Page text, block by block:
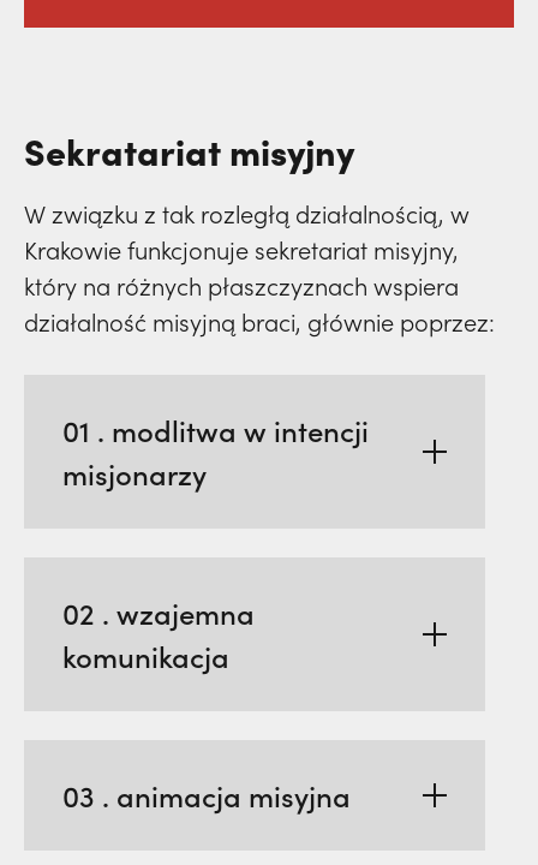
Sekratariat misyjny
W związku z tak rozległą działalnością, w
Krakowie funkcjonuje sekretariat misyjny,
który na różnych płaszczyznach wspiera
działalność misyjną braci, głównie poprzez:
01 . modlitwa w intencji
misjonarzy
02 . wzajemna
komunikacja
03 . animacja misyjna